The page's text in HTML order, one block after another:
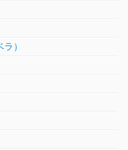
）